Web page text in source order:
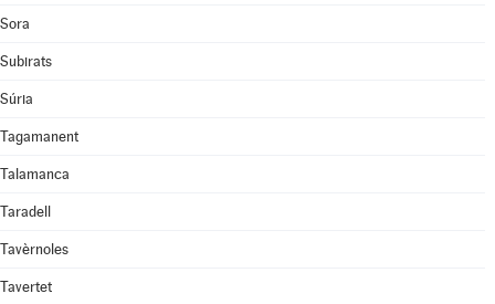
Sora
Subirats
Súria
Tagamanent
Talamanca
Taradell
Tavèrnoles
Tavertet